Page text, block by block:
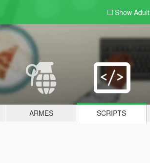
Show Adult
ARMES SCRIPTS